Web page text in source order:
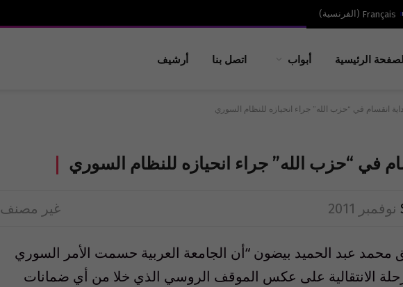
Français
( الفرنسية)
الرئيسية أبواب اتصل بنا أرشيف
انقسام في “حزب الله” جراء انحيازه للنظام السوري
في “حزب الله” جراء انحيازه للنظام السوري
غير مصنف
محمد عبد الحميد بيضون “أن الجامعة العربية حسمت الأمر السوري
الانتقالية على عكس الموقف الروسي الذي خلا من أي ضمانات